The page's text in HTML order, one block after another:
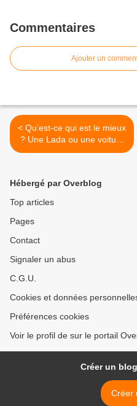
Commentaires
Ajouter un
< Qu’est-ce qui est le mieux
? Une Lada ou une voiture
étrangère ?
Hébergé par Overblog
Top articles
Pages
Contact
Signaler un abus
C.G.U.
Cookies et données
Préférences cookies
Voir le profil de sur le portail
Créer un
Créer